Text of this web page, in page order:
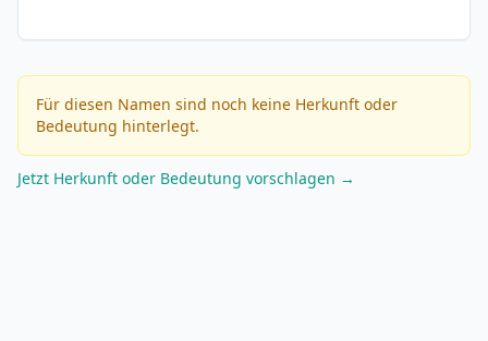
Für diesen Namen sind noch keine Herkunft oder
Bedeutung hinterlegt.
Jetzt Herkunft oder Bedeutung vorschlagen →